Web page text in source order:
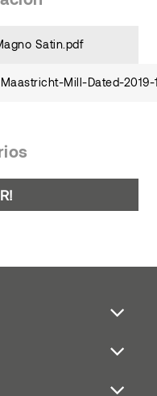
Satin.pdf
Mill-Dated-